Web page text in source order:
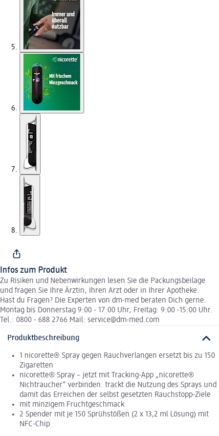
Infos zum Produkt
Zu Risiken und Nebenwirkungen lesen Sie die Packungsbeilage
und fragen Sie Ihre Ärztin, Ihren Arzt oder in Ihrer Apotheke.
Hast du Fragen? Die Experten von dm-med beraten Dich gerne.
Montag bis Donnerstag 9:00 - 17:00 Uhr, Freitag: 9:00 -15:00 Uhr.
Tel.: 0800 - 688 2766 Mail: service@dm-med.com
Produktbeschreibung
1 nicorette® Spray gegen Rauchverlangen ersetzt bis zu 150
Zigaretten
nicorette® Spray – jetzt mit Tracking-App „nicorette®
Nichtraucher“ verbinden: trackt die Nutzung des Sprays und
damit das Erreichen der selbst gesetzten Rauchstopp-Ziele
mit minzigem Fruchtgeschmack
2 Spender mit je 150 Sprühstößen (2 x 13,2 ml Lösung) mit
NFC-Chip